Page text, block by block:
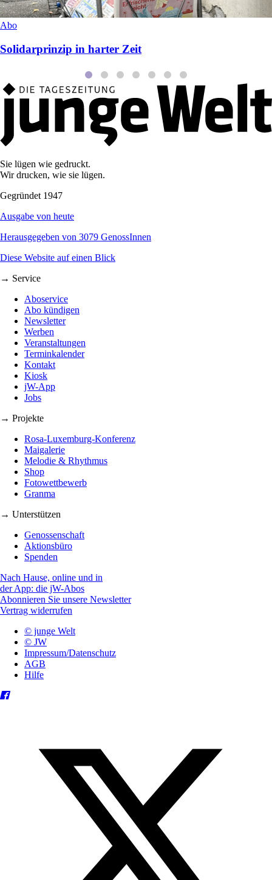
Abo
Solidarprinzip in harter Zeit
Sie lügen wie gedruckt.
Wir drucken, wie sie lügen.
Gegründet 1947
Ausgabe von heute
Herausgegeben von 3079 GenossInnen
Diese Website auf einen Blick
→ Service
Aboservice
Abo kündigen
Newsletter
Werben
Veranstaltungen
Terminkalender
Kontakt
Kiosk
jW-App
Jobs
→ Projekte
Rosa-Luxemburg-Konferenz
Maigalerie
Melodie & Rhythmus
Shop
Fotowettbewerb
Granma
→ Unterstützen
Genossenschaft
Aktionsbüro
Spenden
Nach Hause, online und in
der App: die jW-Abos
Abonnieren Sie unsere Newsletter
Vertrag widerrufen
© junge Welt
© JW
Impressum/Datenschutz
AGB
Hilfe